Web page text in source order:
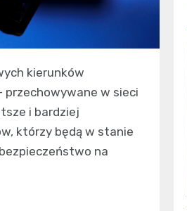
kierunków
przechowywane w sieci
i bardziej
którzy będą w stanie
na